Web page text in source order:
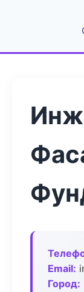
Email:
Город: